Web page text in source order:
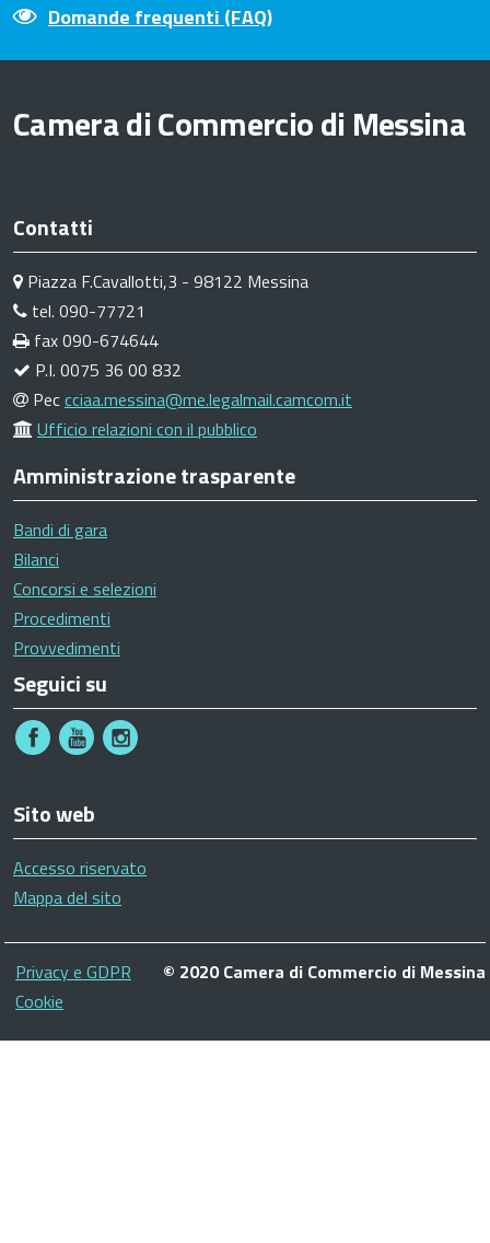
Domande frequenti (FAQ)
Camera di Commercio di Messina
Contatti
Piazza F.Cavallotti,3 - 98122 Messina
tel. 090-77721
fax 090-674644
P.I. 0075 36 00 832
Peccciaa.messina@me.legalmail.camcom.it
Ufficio relazioni con il pubblico
Amministrazione trasparente
Bandi di gara
Bilanci
Concorsi e selezioni
Procedimenti
Provvedimenti
Seguici su
Sito web
Accesso riservato
Mappa del sito
Piè
di
pagina
Privacy e GDPR
Cookie
© 2020 Camera di Commercio di Messina